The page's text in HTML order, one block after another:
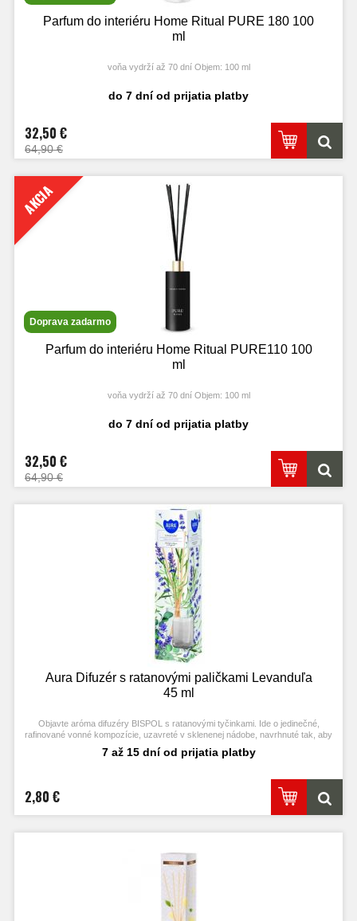
Parfum do interiéru Home Ritual PURE 180 100
ml
voňa vydrží až 70 dní Objem: 100 ml
do 7 dní od prijatia platby
32,50 €
64,90 €
AKCIA
Doprava zadarmo
Parfum do interiéru Home Ritual PURE110 100
ml
voňa vydrží až 70 dní Objem: 100 ml
do 7 dní od prijatia platby
32,50 €
64,90 €
Aura Difuzér s ratanovými paličkami Levanduľa
45 ml
Objavte aróma difuzéry BISPOL s ratanovými tyčinkami. Ide o jedinečné,
rafinované vonné kompozície, uzavreté v sklenenej nádobe, navrhnuté tak, aby
naplnili priestor originálnou arómou.
7 až 15 dní od prijatia platby
2,80 €